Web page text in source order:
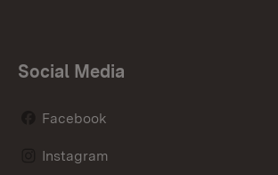
Social Media
Facebook
Instagram